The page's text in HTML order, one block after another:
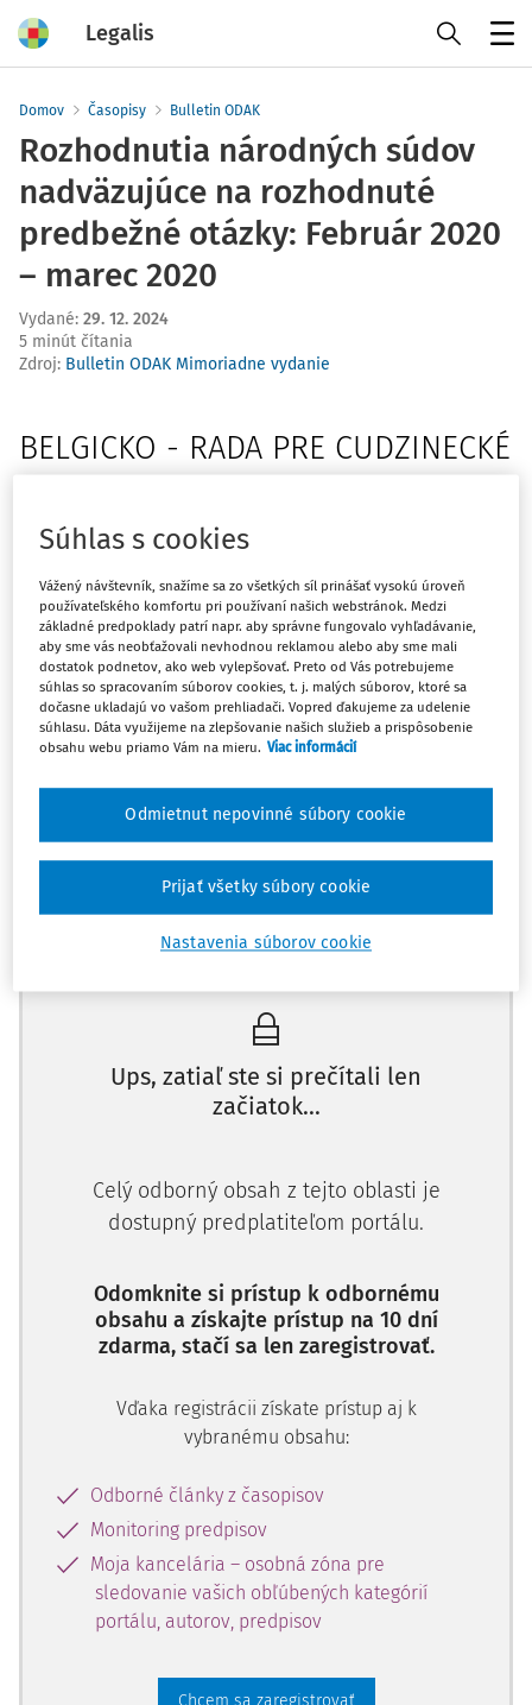
Legalis
Domov Časopisy Bulletin ODAK
Rozhodnutia národných súdov
nadväzujúce na rozhodnuté
predbežné otázky: Február 2020
– marec 2020
Vydané: 29. 12. 2024
5 minút čítania
Zdroj: Bulletin ODAK Mimoriadne vydanie
BELGICKO - RADA PRE CUDZINECKÉ
Prisťahovalecká politika - Postavenie štátnych
príslušníkov tretích krajín, ktorí sú osobami s
dlhodobým pobytom - Podmienka stabilných,
pravidelných a dostatočných zdrojov
Rada pre cudzinecké spory zrušila rozhodnutie, ktorým
osoby s dlhodobým pobytom, z dôvodu, že na to, aby uživil
seba, nedisponoval "vlastnými zdrojmi", ale iba zdrojmi,
Máte predplatné?
Ups, zatiaľ ste si prečítali len
začiatok...
Celý odborný obsah z tejto oblasti je
dostupný predplatiteľom portálu.
Odomknite si prístup k odbornému
obsahu a získajte prístup na 10 dní
zdarma, stačí sa len zaregistrovať.
Vďaka registrácii získate prístup aj k
vybranému obsahu:
Odborné články z časopisov
Monitoring predpisov
Moja kancelária – osobná zóna pre
sledovanie vašich obľúbených kategórií
portálu, autorov, predpisov
Chcem sa zaregistrovať
Súhlas s cookies
Vážený návštevník, snažíme sa zo všetkých síl prinášať vysokú úroveň
používateľského komfortu pri používaní našich webstránok. Medzi
základné predpoklady patrí napr. aby správne fungovalo vyhľadávanie,
aby sme vás neobťažovali nevhodnou reklamou alebo aby sme mali
dostatok podnetov, ako web vylepšovať. Preto od Vás potrebujeme
súhlas so spracovaním súborov cookies, t. j. malých súborov, ktoré sa
dočasne ukladajú vo vašom prehliadači. Vopred ďakujeme za udelenie
súhlasu. Dáta využijeme na zlepšovanie našich služieb a prispôsobenie
obsahu webu priamo Vám na mieru. Viac informácií
Nastavenia súborov cookie
Odmietnut nepovinné súbory cookie
Prijať všetky súbory cookie